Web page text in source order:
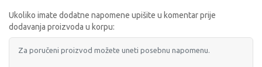
Ukoliko imate dodatne napomene upišite u komentar prije
dodavanja proizvoda u korpu: